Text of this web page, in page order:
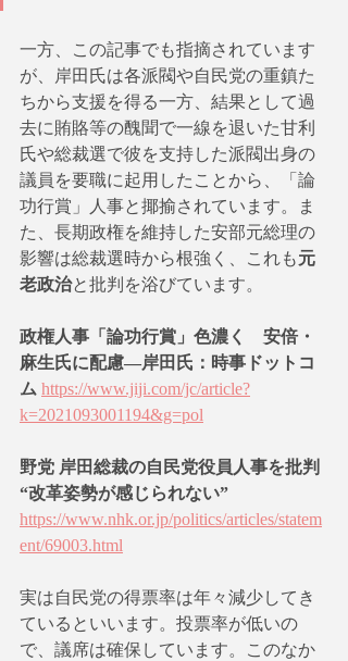
一方、この記事でも指摘されています
が、岸田氏は各派閥や自民党の重鎮た
ちから支援を得る一方、結果として過
去に賄賂等の醜聞で一線を退いた甘利
氏や総裁選で彼を支持した派閥出身の
議員を要職に起用したことから、「論
功行賞」人事と揶揄されています。ま
た、長期政権を維持した安部元総理の
影響は総裁選時から根強く、これも元
老政治と批判を浴びています。
政権人事「論功行賞」色濃く　安倍・
麻生氏に配慮―岸田氏：時事ドットコ
ム https://www.jiji.com/jc/article?
k=2021093001194&g=pol
野党 岸田総裁の自民党役員人事を批判
“改革姿勢が感じられない”
https://www.nhk.or.jp/politics/articles/statem
ent/69003.html
実は自民党の得票率は年々減少してき
ているといいます。投票率が低いの
で、議席は確保しています。このなか